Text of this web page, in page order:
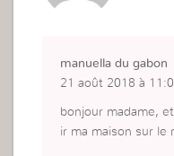
e bâtir sa vie sur le
manuella du gabon
21 août 2018 à
bonjour madame,
ir ma maison sur le